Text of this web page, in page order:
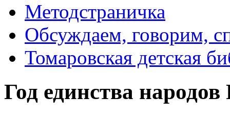
Методстраничка
Обсуждаем, говорим,
Томаровская детская
Год единства народов